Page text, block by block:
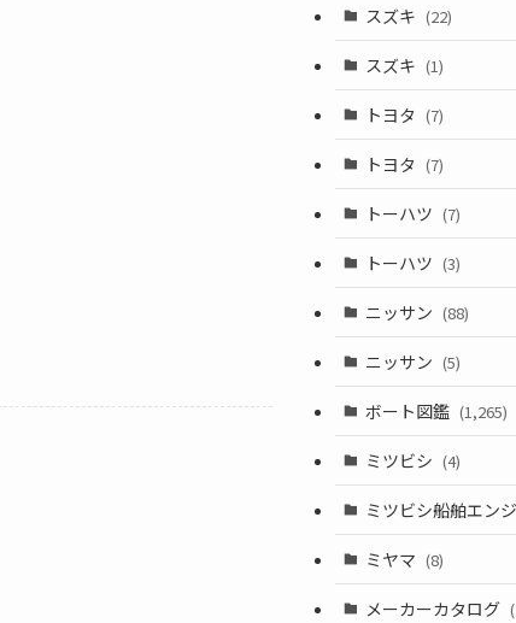
スズキ (22)
スズキ (1)
トヨタ (7)
トヨタ (7)
トーハツ (7)
トーハツ (3)
ニッサン (88)
ニッサン (5)
ボート図鑑 (1,265)
ミツビシ (4)
ミツビシ船舶エン
ミヤマ (8)
メーカーカタログ